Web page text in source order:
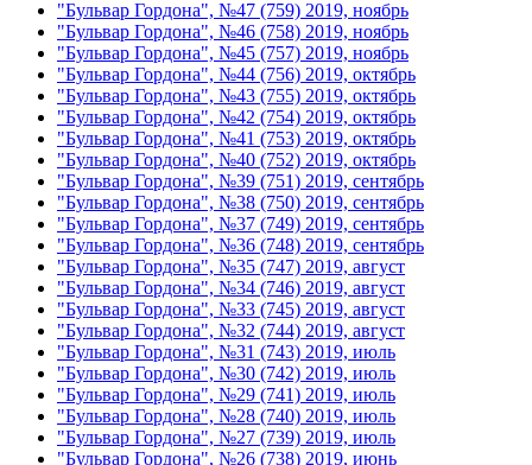
"Бульвар Гордона", №47 (759) 2019, ноябрь
"Бульвар Гордона", №46 (758) 2019, ноябрь
"Бульвар Гордона", №45 (757) 2019, ноябрь
"Бульвар Гордона", №44 (756) 2019, октябрь
"Бульвар Гордона", №43 (755) 2019, октябрь
"Бульвар Гордона", №42 (754) 2019, октябрь
"Бульвар Гордона", №41 (753) 2019, октябрь
"Бульвар Гордона", №40 (752) 2019, октябрь
"Бульвар Гордона", №39 (751) 2019, сентябрь
"Бульвар Гордона", №38 (750) 2019, сентябрь
"Бульвар Гордона", №37 (749) 2019, сентябрь
"Бульвар Гордона", №36 (748) 2019, сентябрь
"Бульвар Гордона", №35 (747) 2019, август
"Бульвар Гордона", №34 (746) 2019, август
"Бульвар Гордона", №33 (745) 2019, август
"Бульвар Гордона", №32 (744) 2019, август
"Бульвар Гордона", №31 (743) 2019, июль
"Бульвар Гордона", №30 (742) 2019, июль
"Бульвар Гордона", №29 (741) 2019, июль
"Бульвар Гордона", №28 (740) 2019, июль
"Бульвар Гордона", №27 (739) 2019, июль
"Бульвар Гордона", №26 (738) 2019, июнь